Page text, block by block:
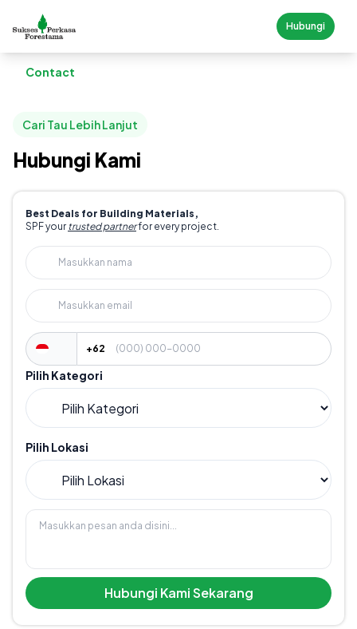
Hubungi
Contact
Cari Tau Lebih Lanjut
Hubungi Kami
Best Deals for Building Materials,
SPF your trusted partnerfor every project.
+62
Pilih Kategori
Pilih Lokasi
Hubungi Kami Sekarang